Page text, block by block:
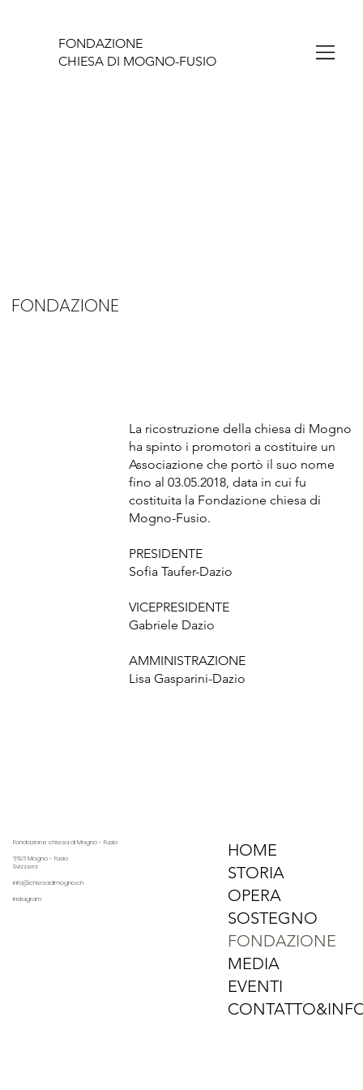
FONDAZIONE
CHIESA DI MOGNO-FUSIO
FONDAZIONE
La ricostruzione della chiesa di Mogno
ha spinto i promotori a costituire un
Associazione che portò il suo nome
fino al 03.05.2018, data in cui fu
costituita la Fondazione chiesa di
Mogno-Fusio.
PRESIDENTE
Sofia Taufer-Dazio
VICEPRESIDENTE
Gabriele Dazio
AMMINISTRAZIONE
Lisa Gasparini-Dazio
Fondazione chiesa di Mogno - Fusio
6696 Mogno - Fusio
Svizzera
info@chiesadimogno.ch
Instagram
HOME
STORIA
OPERA
SOSTEGNO
FONDAZIONE
MEDIA
EVENTI